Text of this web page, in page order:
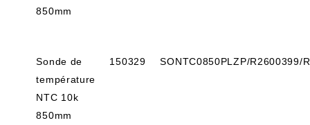
850mm
Sonde de
température
NTC 10k
850mm
150329 SONTC0850PLZP/R2600399/